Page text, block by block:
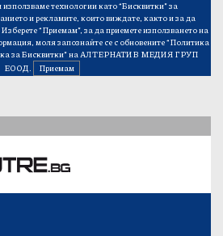
технологии като “Бисквитки” за
и рекламите, които виждате, както и за да
“Приемам”, за да приемете използването на
моля запознайте се с обновените“Политика
за Бисквитки”на АЛТЕРНАТИВ МЕДИЯ ГРУП
ЕООД.
Приемам